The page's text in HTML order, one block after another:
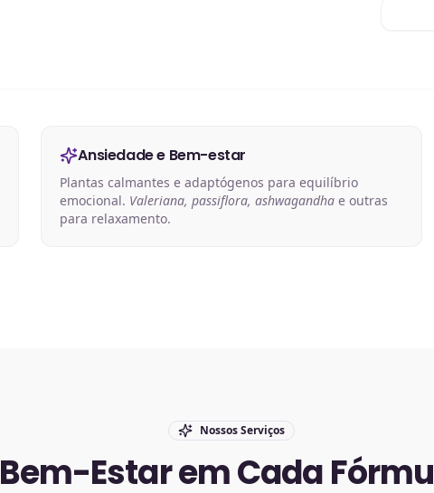
Ansiedade e Bem-estar
Plantas calmantes e adaptógenos para equilíbrio
emocional. Valeriana, passiflora, ashwagandha e outras
para relaxamento.
Nossos Serviços
Bem-Estar em Cada